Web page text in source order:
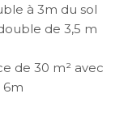
à 3m du sol
de 3,5 m
de 30 m² avec
6m